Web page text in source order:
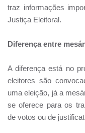
traz informações
Justiça Eleitoral.
Diferença entre
A diferença está no
eleitores são
uma eleição, já a
se oferece para os
de votos ou de